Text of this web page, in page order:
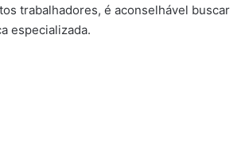
trabalhadores, é aconselhável buscar
especializada.